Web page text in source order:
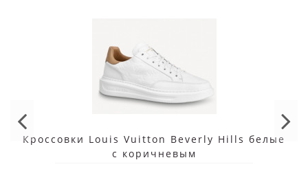
Кроссовки Louis Vuitton Beverly Hills белые
с коричневым